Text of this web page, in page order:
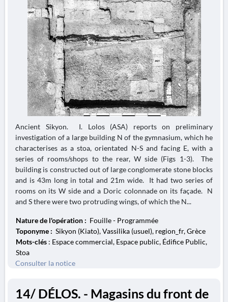
Ancient Sikyon. I. Lolos (ASA) reports on preliminary
investigation of a large building N of the gymnasium, which he
characterises as a stoa, orientated N-S and facing E, with a
series of rooms/shops to the rear, W side (Figs 1-3). The
building is constructed out of large conglomerate stone blocks
and is 43m long in total and 21m wide. It had two series of
rooms on its W side and a Doric colonnade on its façade. N
and S there were two protruding wings, of which the N...
Nature de l'opération : Fouille - Programmée
Toponyme : Sikyon (Kiato), Vassilika (usuel), region_fr, Grèce
Mots-clés : Espace commercial, Espace public, Édifice Public,
Stoa
Consulter la notice
14/ DÉLOS. - Magasins du front de